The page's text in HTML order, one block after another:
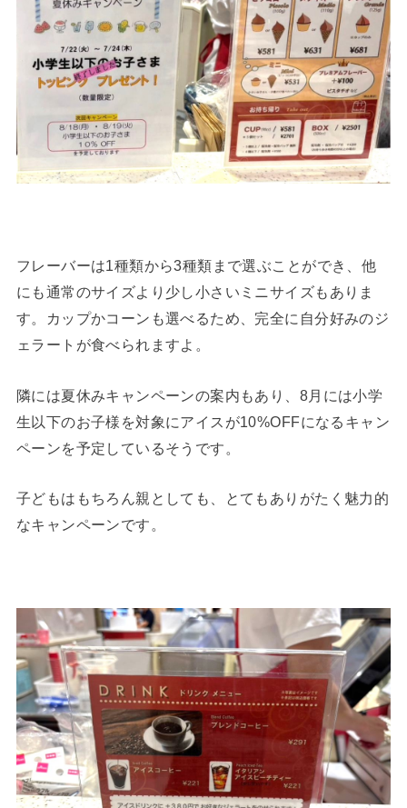
フレーバーは1種類から3種類まで選ぶことができ、他
にも通常のサイズより少し小さいミニサイズもありま
す。カップかコーンも選べるため、完全に自分好みのジ
ェラートが食べられますよ。
隣には夏休みキャンペーンの案内もあり、8月には小学
生以下のお子様を対象にアイスが10%OFFになるキャン
ペーンを予定しているそうです。
子どもはもちろん親としても、とてもありがたく魅力的
なキャンペーンです。